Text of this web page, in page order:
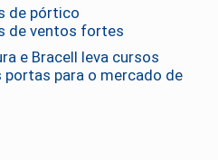
de pórtico
de ventos fortes
e Bracell leva cursos
para o mercado de